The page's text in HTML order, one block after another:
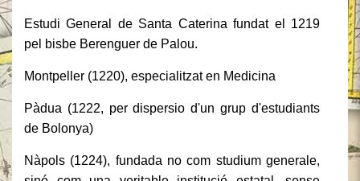
Estudi General de Santa Caterina fundat el 1219
pel bisbe Berenguer de Palou.
Montpeller (1220), especialitzat en Medicina
Pàdua (1222, per dispersio d'un grup d'estudiants
de Bolonya)
Nàpols (1224), fundada no com studium generale,